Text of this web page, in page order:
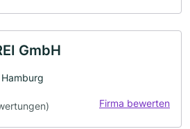
GmbH
Firma bewerten